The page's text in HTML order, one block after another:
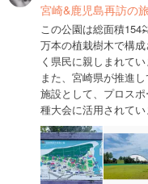
宮崎&鹿児島再訪の
この公園は総面積
万本の植栽樹木で構
く県民に親しまれてい
また、宮崎県が推進
施設として、プロス
種大会に活用されてい